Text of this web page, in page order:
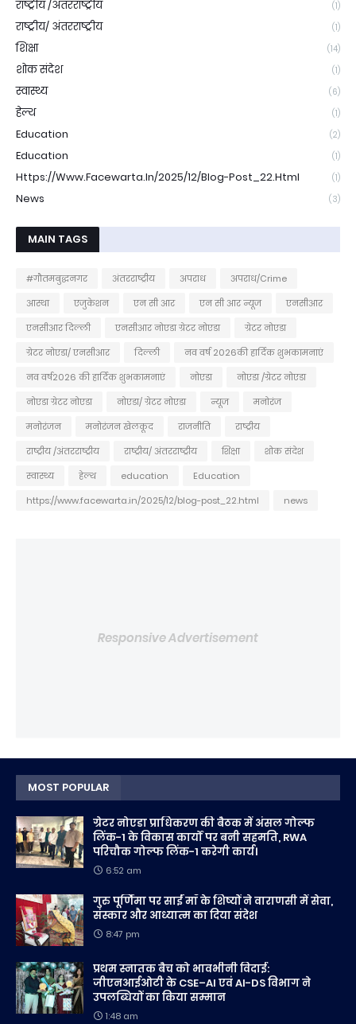
राष्ट्रीय /अंतरराष्ट्रीय (1)
राष्ट्रीय/ अंतरराष्ट्रीय (1)
शिक्षा (14)
शोक संदेश (1)
स्वास्थ्य (6)
हेल्थ (1)
Education (2)
Education (1)
Https://www.facewarta.in/2025/12/blog-Post_22.html (1)
News (3)
MAIN TAGS
#गौतमबुद्धनगर अंतरराष्ट्रीय अपराध
अपराध/Crime
आस्था
एजुकेशन एन सी आर एन सी आर न्यूज
एनसीआर
एनसीआर दिल्ली
एनसीआर नोएडा ग्रेटर नोएडा
ग्रेटर नोएडा
ग्रेटर नोएडा/ एनसीआर
दिल्ली
नव वर्ष 2026की हार्दिक शुभकामनाएं
नव वर्ष2026 की हार्दिक शुभकामनाएं
नोएडा
नोएडा /ग्रेटर नोएडा
नोएडा ग्रेटर नोएडा
नोएडा/ ग्रेटर नोएडा न्यूज
मनोरंज
मनोरंजन
मनोरंजन खेलकूद राजनीति
राष्ट्रीय
राष्ट्रीय /अंतरराष्ट्रीय
राष्ट्रीय/ अंतरराष्ट्रीय शिक्षा
शोक संदेश
स्वास्थ्य
हेल्थ education
Education
https://www.facewarta.in/2025/12/blog-post_22.html
news
Responsive Advertisement
MOST POPULAR
ग्रेटर नोएडा प्राधिकरण की बैठक में अंसल गोल्फ
लिंक-1 के विकास कार्यों पर बनी सहमति, RWA
परिचौक गोल्फ लिंक-1 करेगी कार्य।
6:52 am
गुरु पूर्णिमा पर साईं माँ के शिष्यों ने वाराणसी में सेवा,
संस्कार और आध्यात्म का दिया संदेश
8:47 pm
प्रथम स्नातक बैच को भावभीनी विदाई:
जीएनआईओटी के CSE–AI एवं AI-DS विभाग ने
उपलब्धियों का किया सम्मान
1:48 am